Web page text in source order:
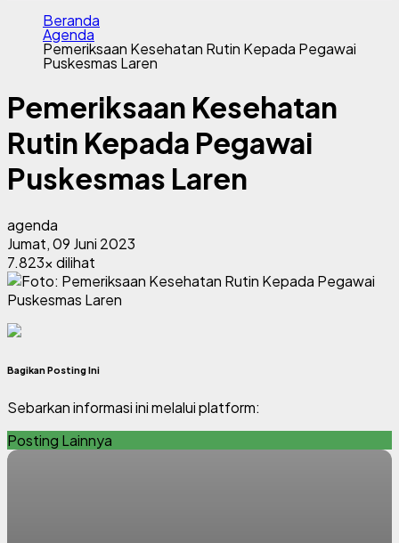
Beranda
Agenda
Pemeriksaan Kesehatan Rutin Kepada Pegawai
Puskesmas Laren
Pemeriksaan Kesehatan
Rutin Kepada Pegawai
Puskesmas Laren
agenda
Jumat, 09 Juni 2023
7.823x dilihat
Bagikan Posting Ini
Sebarkan informasi ini melalui platform:
Posting Lainnya